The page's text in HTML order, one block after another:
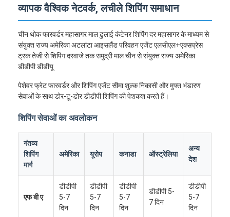
व्यापक वैश्विक नेटवर्क, लचीले शिपिंग समाधान
चीन थोक फारवर्डर महासागर माल ढुलाई कंटेनर शिपिंग दर महासागर के माध्यम से
संयुक्त राज्य अमेरिका अटलांटा आइसलैंड परिवहन एजेंट एलसीएल+एक्सप्रेस
ट्रक तेजी से शिपिंग दरवाजे तक समुद्री माल चीन से संयुक्त राज्य अमेरिका
डीडीपी डीडीयू
पेशेवर फ्रेट फारवर्डर और शिपिंग एजेंट सीमा शुल्क निकासी और मुफ्त भंडारण
सेवाओं के साथ डोर-टू-डोर डीडीपी शिपिंग की पेशकश करते हैं।
शिपिंग सेवाओं का अवलोकन
गंतव्य
शिपिंग
मार्ग
अमेरिका यूरोप कनाडा ऑस्ट्रेलिया
अन्य
देश
एफ बी ए
डीडीपी
5-7
दिन
डीडीपी
5-7
दिन
डीडीपी
5-7
दिन
डीडीपी 5-
7 दिन
डीडीपी
5-7
दिन